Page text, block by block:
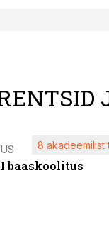
baaskoolitus
8 akadeemilist